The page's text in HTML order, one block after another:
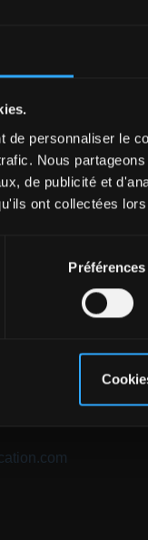
de personnaliser le
Nous
de publicité et
ont collectées
Préférences